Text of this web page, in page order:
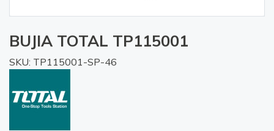
BUJIA TOTAL TP115001
SKU: TP115001-SP-46